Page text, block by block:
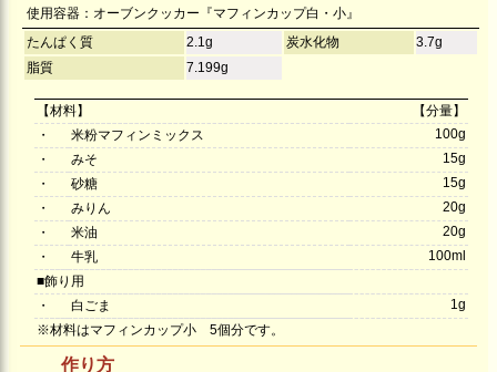
使用容器：オーブンクッカー『マフィンカップ白・小』
たんぱく質
2.1g 炭水化物
3.7g
脂質
7.199g
【材料】
【分量】
・
米粉マフィンミックス
100g
・
みそ
15g
・
砂糖
15g
・
みりん
20g
・
米油
20g
・
牛乳
100ml
■飾り用
・
白ごま
1g
※材料はマフィンカップ小 5個分です。
作り方